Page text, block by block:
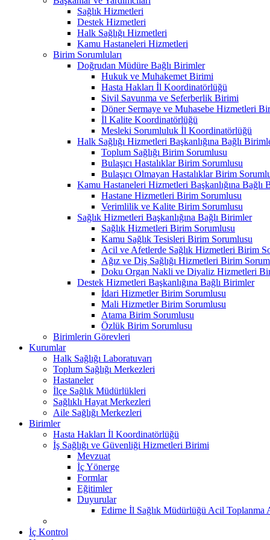
Sağlık Hizmetleri
Destek Hizmetleri
Halk Sağlığı Hizmetleri
Kamu Hastaneleri Hizmetleri
Birim Sorumluları
Doğrudan Müdüre Bağlı Birimler
Hukuk ve Muhakemet Birimi
Hasta Hakları İl Koordinatörlüğü
Sivil Savunma ve Seferberlik Birimi
Döner Sermaye ve Muhasebe Hizmetleri
İl Kalite Koordinatörlüğü
Mesleki Sorumluluk İl Koordinatörlüğü
Halk Sağlığı Hizmetleri Başkanlığına Bağlı
Toplum Sağlığı Birim Sorumlusu
Bulaşıcı Hastalıklar Birim Sorumlusu
Bulaşıcı Olmayan Hastalıklar Birim
Kamu Hastaneleri Hizmetleri Başkanlığına Bağlı
Hastane Hizmetleri Birim Sorumlusu
Verimlilik ve Kalite Birim Sorumlusu
Sağlık Hizmetleri Başkanlığına Bağlı Birimler
Sağlık Hizmetleri Birim Sorumlusu
Kamu Sağlık Tesisleri Birim Sorumlusu
Acil ve Afetlerde Sağlık Hizmetleri Birim
Ağız ve Diş Sağlığı Hizmetleri Birim
Doku Organ Nakli ve Diyaliz Hizmetleri
Destek Hizmetleri Başkanlığına Bağlı Birimler
İdari Hizmetler Birim Sorumlusu
Mali Hizmetler Birim Sorumlusu
Atama Birim Sorumlusu
Özlük Birim Sorumlusu
Birimlerin Görevleri
Kurumlar
Halk Sağlığı Laboratuvarı
Toplum Sağlığı Merkezleri
Hastaneler
İlçe Sağlık Müdürlükleri
Sağlıklı Hayat Merkezleri
Aile Sağlığı Merkezleri
Birimler
Hasta Hakları İl Koordinatörlüğü
İş Sağlığı ve Güvenliği Hizmetleri Birimi
Mevzuat
İç Yönerge
Formlar
Eğitimler
Duyurular
Edirne İl Sağlık Müdürlüğü Acil Toplanma
İç Kontrol